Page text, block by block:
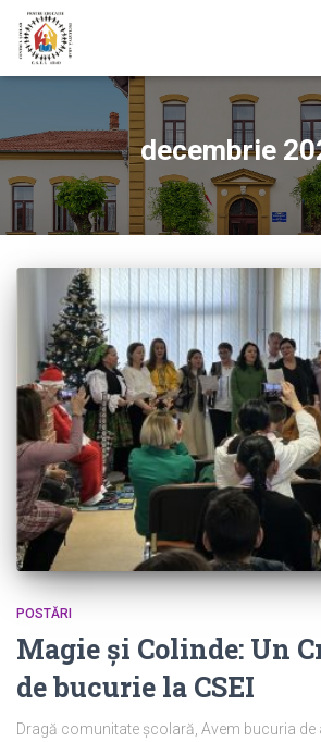
decembrie
POSTĂRI
Magie și Colinde: Un
de bucurie la CSEI
Dragă comunitate școlară, Avem bucuria de